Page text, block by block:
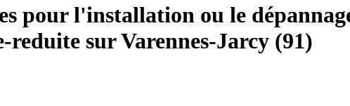
pour l'installation ou le
reduite sur Varennes-Jarcy (91)